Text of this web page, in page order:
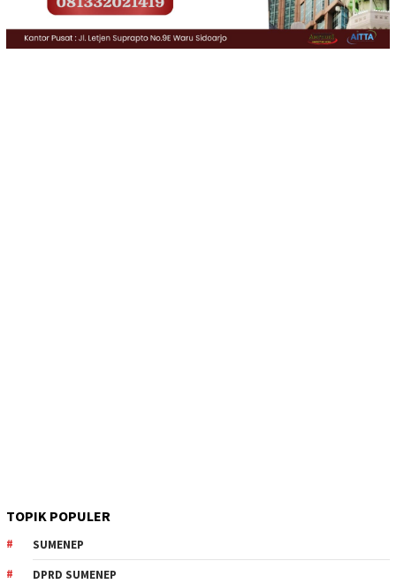
TOPIK POPULER
SUMENEP
DPRD SUMENEP